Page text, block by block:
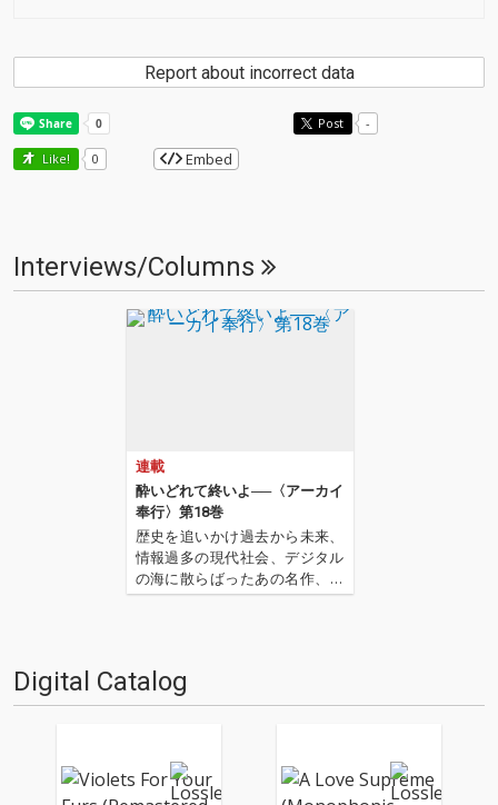
Report about incorrect data
Post -
Like! 0 Embed
Interviews/Columns
連載
酔いどれて終いよ──〈アーカイ
奉行〉第18巻
歴史を追いかけ過去から未来、
情報過多の現代社会、デジタル
の海に散らばったあの名作、こ
の名作たちをひとつにまとめる
は…'''1.過去作の最新リマスター
音源 2.これまで未配信…
Digital Catalog